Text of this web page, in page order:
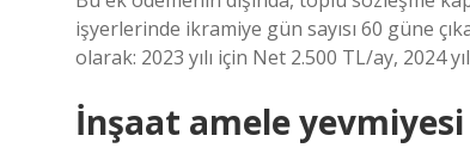
işyerlerinde ikramiye gün sayısı 60 güne
olarak: 2023 yılı için Net 2.500 TL/ay, 2024
İnşaat amele